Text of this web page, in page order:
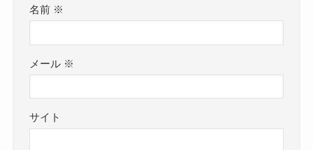
名前 ※
メール ※
サイト